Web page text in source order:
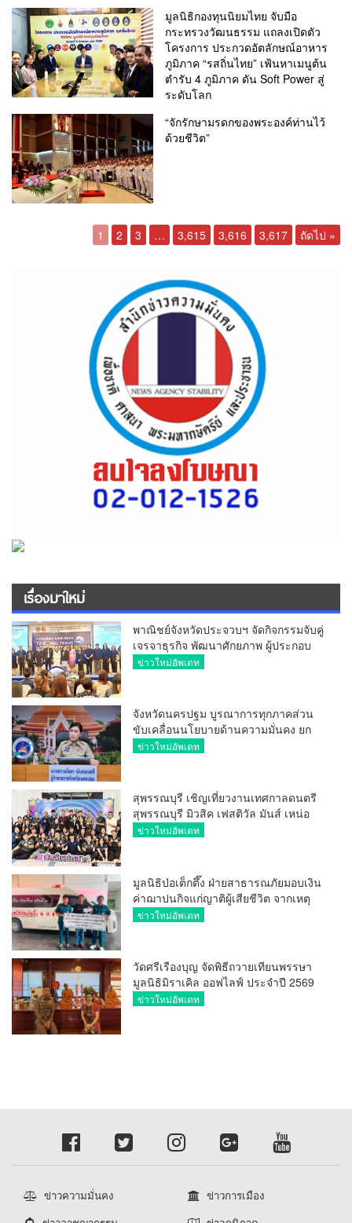
มูลนิธิกองทุนนิยมไทย จับมือ
กระทรวงวัฒนธรรม แถลงเปิดตัว
โครงการ ประกวดอัตลักษณ์อาหาร
ภูมิภาค “รสถิ่นไทย” เฟ้นหาเมนูต้น
ตำรับ 4 ภูมิภาค ดัน Soft Power สู่
ระดับโลก
“จักรักษามรดกของพระองค์ท่านไว้
ด้วยชีวิต”
1 2 3 … 3,615 3,616 3,617 ถัดไป »
เรื่องมาใหม่
พาณิชย์จังหวัดประจวบฯ จัดกิจกรรมจับคู่
เจรจาธุรกิจ พัฒนาศักยภาพ ผู้ประกอบ
การ ขยายช่องทางการค้า สู่การค้า
ข่าวใหม่อัพเดท
จังหวัดนครปฐม บูรณาการทุกภาคส่วน
ขับเคลื่อนนโยบายด้านความมั่นคง ยก
ระดับการป้องกันอาชญากรรมทาง
ข่าวใหม่อัพเดท
สุพรรณบุรี เชิญเที่ยวงานเทศกาลดนตรี
สุพรรณบุรี มิวสิค เฟสติวัล มันส์ เหน่อ
มาก
ข่าวใหม่อัพเดท
มูลนิธิป่อเต็กตึ๊ง ฝ่ายสาธารณภัยมอบเงิน
ค่าฌาปนกิจแก่ญาติผู้เสียชีวิต จากเหตุ
เพลิงไหม้ โรงเบียร์ ณ ลาดพร้าว จำนวน
ข่าวใหม่อัพเดท
วัดศรีเรืองบุญ จัดพิธีถวายเทียนพรรษา
มูลนิธิมิราเคิล ออฟไลฟ์ ประจำปี 2569
พล.ต.ต.ศิริวัฒน์ ดีพอ ให้เกียรติเป็น
ข่าวใหม่อัพเดท
ข่าวความมั่นคง
ข่าวการเมือง